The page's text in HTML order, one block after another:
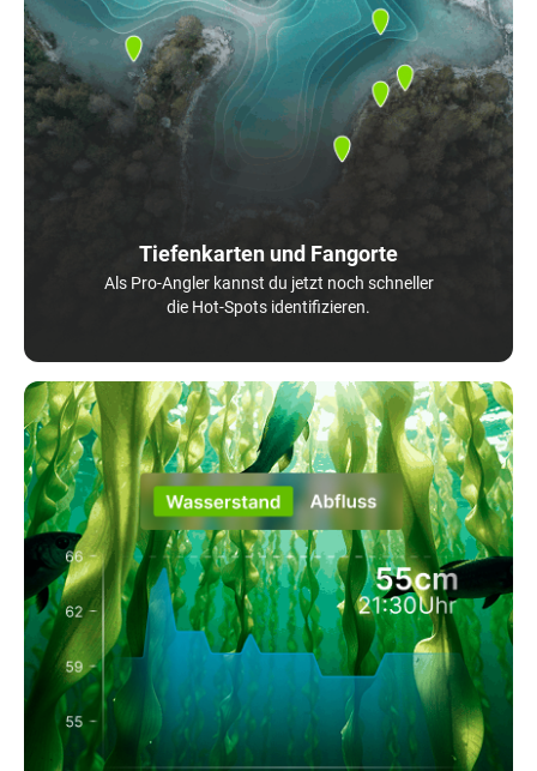
Tiefenkarten und Fangorte
Als Pro-Angler kannst du jetzt noch schneller
die Hot-Spots identifizieren.